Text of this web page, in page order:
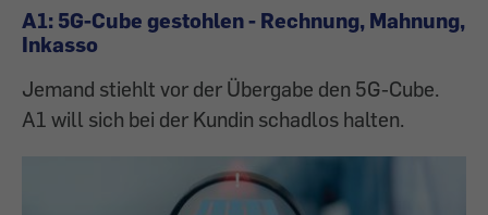
A1: 5G-Cube gestohlen - Rechnung, Mahnung,
Inkasso
Jemand stiehlt vor der Übergabe den 5G-Cube.
A1 will sich bei der Kundin schadlos halten.